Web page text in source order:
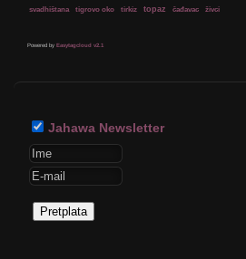
svadhištana tigrovo oko tirkiz topaz čađavac živci
Powered by Easytagcloud v2.1
Jahawa Newsletter